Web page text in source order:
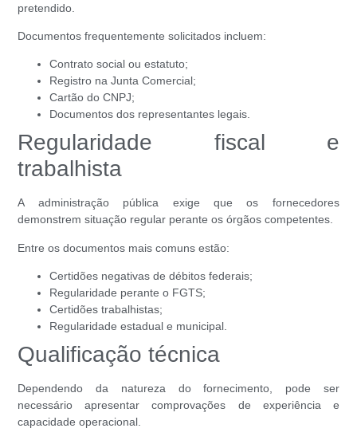
pretendido.
Documentos frequentemente solicitados incluem:
Contrato social ou estatuto;
Registro na Junta Comercial;
Cartão do CNPJ;
Documentos dos representantes legais.
Regularidade fiscal e
trabalhista
A administração pública exige que os fornecedores
demonstrem situação regular perante os órgãos competentes.
Entre os documentos mais comuns estão:
Certidões negativas de débitos federais;
Regularidade perante o FGTS;
Certidões trabalhistas;
Regularidade estadual e municipal.
Qualificação técnica
Dependendo da natureza do fornecimento, pode ser
necessário apresentar comprovações de experiência e
capacidade operacional.